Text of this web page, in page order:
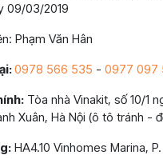
09/03/2019
Phạm Văn Hân
0978 566 535 - 0977 097
Tòa nhà Vinakit, số 10/1
Xuân, Hà Nội (ô tô tránh -
HA4.10 Vinhomes Marina,